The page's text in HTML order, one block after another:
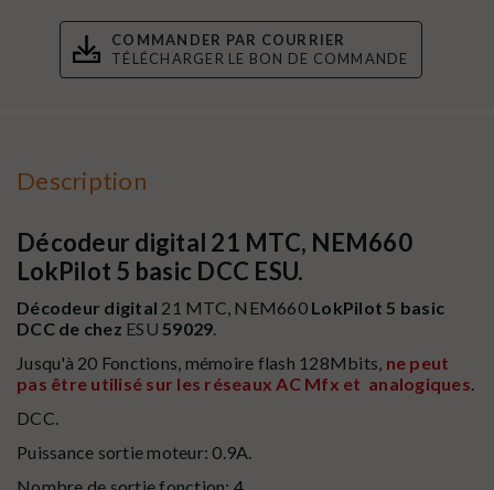
COMMANDER PAR COURRIER
TÉLÉCHARGER LE BON DE COMMANDE
Description
Décodeur digital 21 MTC, NEM660
LokPilot 5 basic DCC ESU.
Décodeur digital 21 MTC, NEM660 LokPilot 5 basic
DCC de chez ESU 59029
Jusqu'à 20 Fonctions, mémoire flash 128Mbits, ne peut
pas être utilisé sur les réseaux AC Mfx et analogiques
DCC.
Puissance sortie moteur: 0.9A.